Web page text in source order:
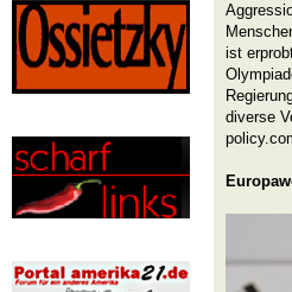
ist
diverse